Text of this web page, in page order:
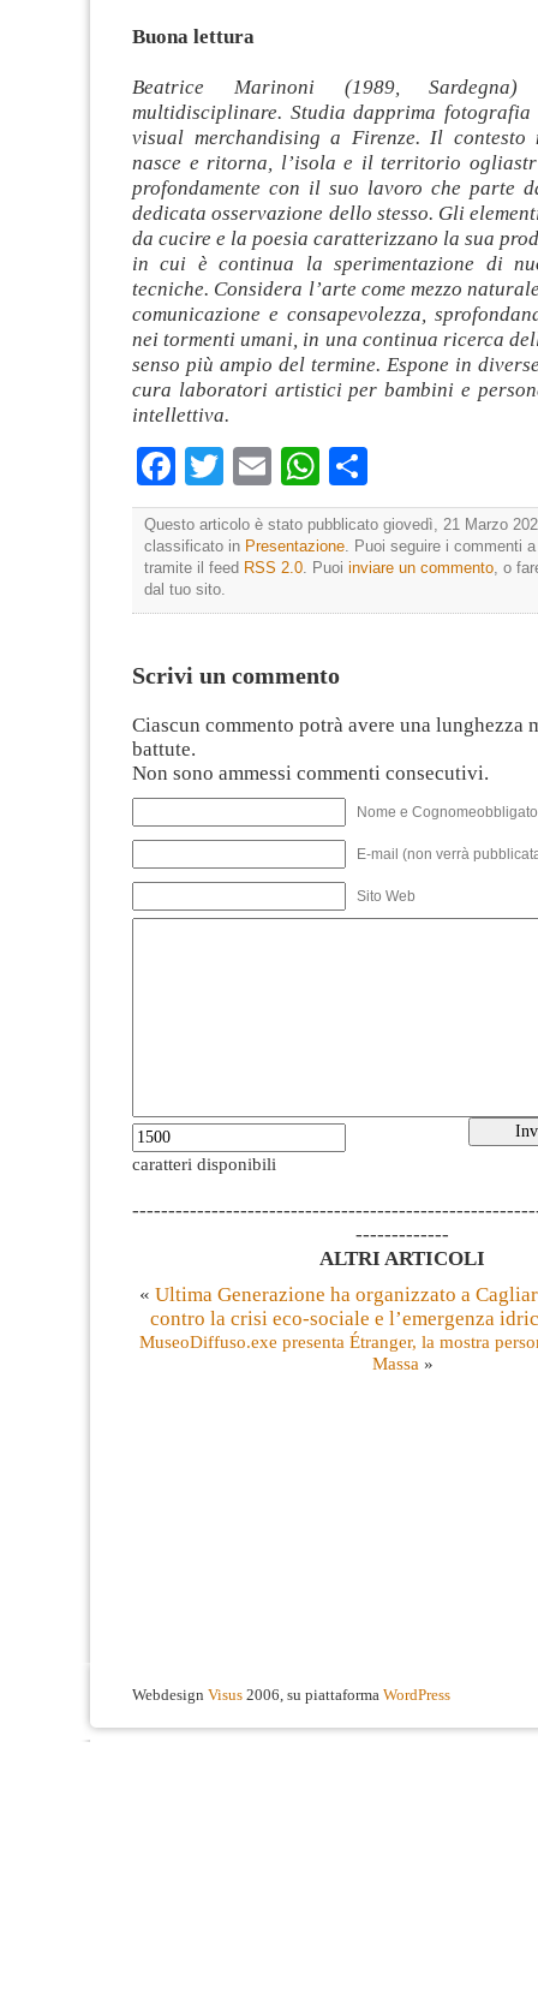
Buona lettura
Beatrice Marinoni (1989,
multidisciplinare. Studia dapprima
visual merchandising a Firenze. Il
nasce e ritorna, l’isola e il territorio
profondamente con il suo lavoro che parte
dedicata osservazione dello stesso. Gli
da cucire e la poesia caratterizzano la sua
in cui è continua la sperimentazione di
tecniche. Considera l’arte come mezzo
comunicazione e consapevolezza,
nei tormenti umani, in una continua ricerca
senso più ampio del termine. Espone in
cura laboratori artistici per bambini e
intellettiva.
Facebook
TwitterEmailWhatsApp
Questo articolo è stato pubblicato giovedì, 21 Marzo
classificato in Presentazione . Puoi seguire i commenti
tramite il feed RSS 2.0 . Puoi inviare un commento , o
dal tuo sito.
Scrivi un commento
Ciascun commento potrà avere una lunghezza
battute.
Non sono ammessi commenti consecutivi.
Nome e
E-mail (non verrà
Sito Web
caratteri disponibili
-------------
ALTRI ARTICOLI
« Ultima Generazione ha organizzato a
contro la crisi eco-sociale e l’emergenza
MuseoDiffuso.exe presenta Étranger, la mostra
Massa »
Webdesign Visus 2006, su piattaforma WordPress